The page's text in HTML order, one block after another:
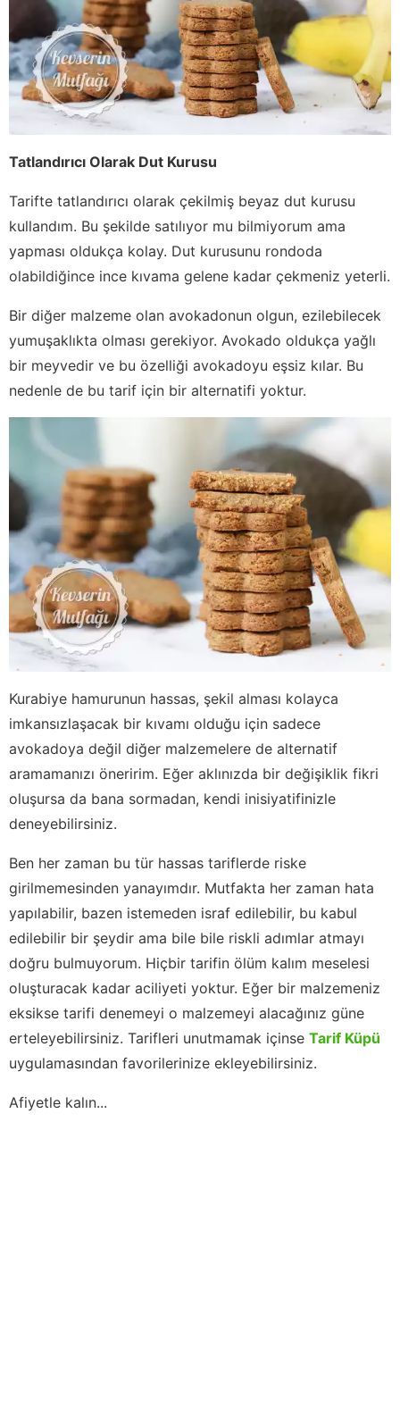
Tatlandırıcı Olarak Dut Kurusu
Tarifte tatlandırıcı olarak çekilmiş beyaz dut kurusu
kullandım. Bu şekilde satılıyor mu bilmiyorum ama
yapması oldukça kolay. Dut kurusunu rondoda
olabildiğince ince kıvama gelene kadar çekmeniz yeterli.
Bir diğer malzeme olan avokadonun olgun, ezilebilecek
yumuşaklıkta olması gerekiyor. Avokado oldukça yağlı
bir meyvedir ve bu özelliği avokadoyu eşsiz kılar. Bu
nedenle de bu tarif için bir alternatifi yoktur.
Kurabiye hamurunun hassas, şekil alması kolayca
imkansızlaşacak bir kıvamı olduğu için sadece
avokadoya değil diğer malzemelere de alternatif
aramamanızı öneririm. Eğer aklınızda bir değişiklik fikri
oluşursa da bana sormadan, kendi inisiyatifinizle
deneyebilirsiniz.
Ben her zaman bu tür hassas tariflerde riske
girilmemesinden yanayımdır. Mutfakta her zaman hata
yapılabilir, bazen istemeden israf edilebilir, bu kabul
edilebilir bir şeydir ama bile bile riskli adımlar atmayı
doğru bulmuyorum. Hiçbir tarifin ölüm kalım meselesi
oluşturacak kadar aciliyeti yoktur. Eğer bir malzemeniz
eksikse tarifi denemeyi o malzemeyi alacağınız güne
erteleyebilirsiniz. Tarifleri unutmamak içinse Tarif Küpü
uygulamasından favorilerinize ekleyebilirsiniz.
Afiyetle kalın...